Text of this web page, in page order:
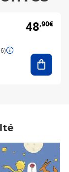
48,90€